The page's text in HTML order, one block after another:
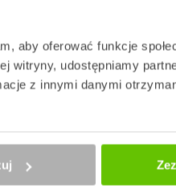
aby oferować funkcje
udostępniamy
z innymi danymi
Eustatius